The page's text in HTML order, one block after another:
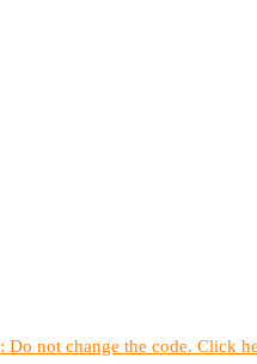
Do not change the code. Click